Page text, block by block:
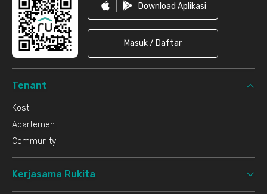
Download Aplikasi
Masuk / Daftar
Tenant
Kost
Apartemen
Community
Kerjasama Rukita